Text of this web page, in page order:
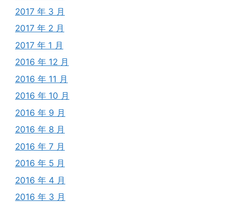
2017 年 3 月
2017 年 2 月
2017 年 1 月
2016 年 12 月
2016 年 11 月
2016 年 10 月
2016 年 9 月
2016 年 8 月
2016 年 7 月
2016 年 5 月
2016 年 4 月
2016 年 3 月